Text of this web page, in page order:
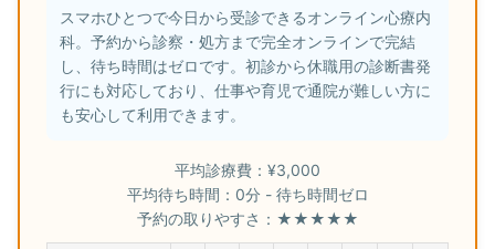
スマホひとつで今日から受診できるオンライン心療内
科。予約から診察・処方まで完全オンラインで完結
し、待ち時間はゼロです。初診から休職用の診断書発
行にも対応しており、仕事や育児で通院が難しい方に
も安心して利用できます。
平均診療費：¥3,000
平均待ち時間：0分 - 待ち時間ゼロ
予約の取りやすさ：★★★★★